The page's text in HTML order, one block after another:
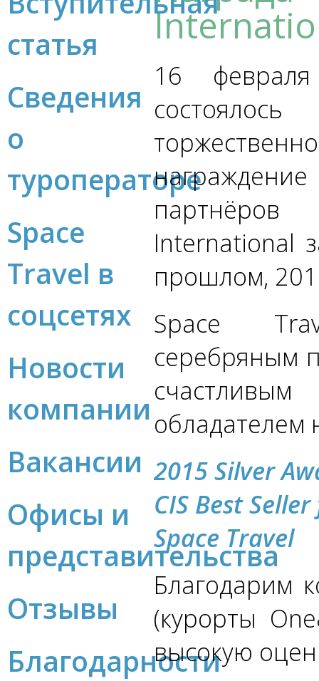
Архив курсов
sales@spacetravel.ru
Обратная связь
Отзывы
статья
Сведения
о
туроператоре
Space
Travel в
соцсетях
Новости
компании
Вакансии
Офисы и
представительства
Отзывы
Благодарности
16
состоялось
International
прошлом,
Space
серебряным
счастливым
обладателем
2015 Silver
CIS Best
Space Travel
Благодарим
(курорты
высокую